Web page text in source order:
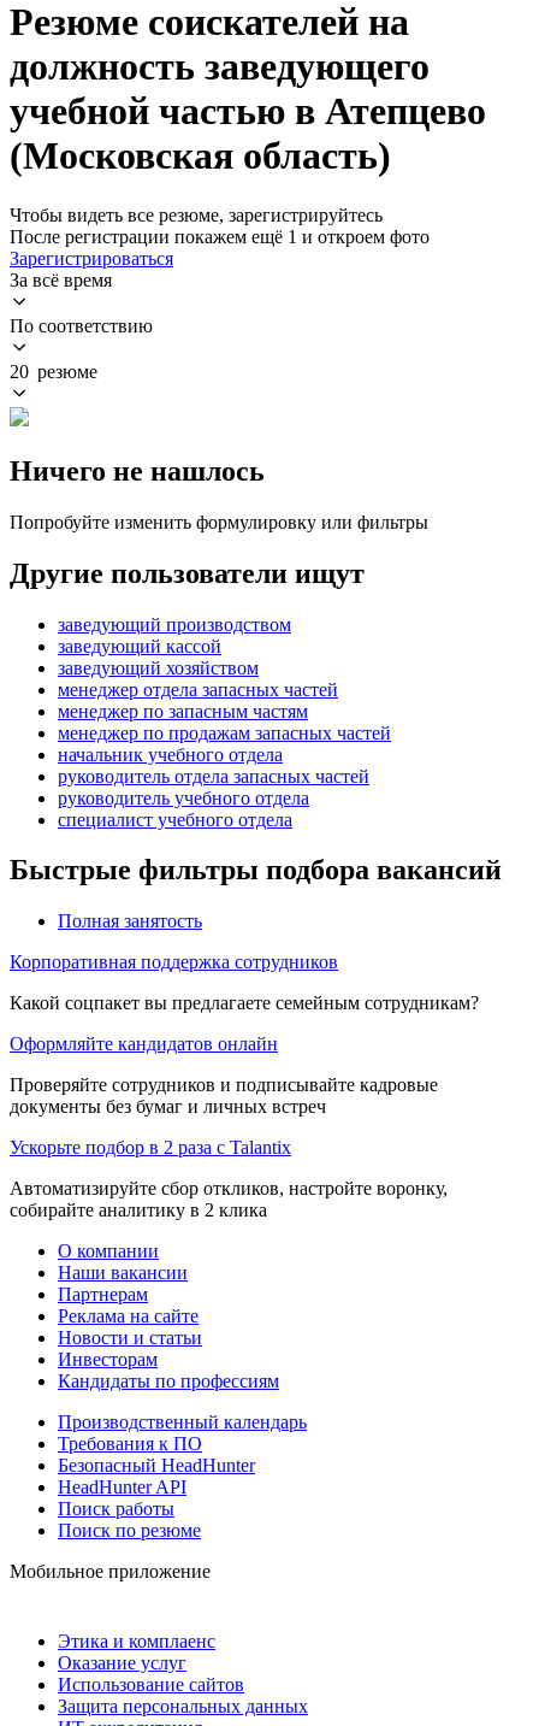
Резюме соискателей на
должность заведующего
учебной частью в Атепцево
(Московская область)
Чтобы видеть все резюме, зарегистрируйтесь
После регистрации покажем ещё 1 и откроем фото
Зарегистрироваться
За всё время
По соответствию
20 резюме
Ничего не нашлось
Попробуйте изменить формулировку или фильтры
Другие пользователи ищут
заведующий производством
заведующий кассой
заведующий хозяйством
менеджер отдела запасных частей
менеджер по запасным частям
менеджер по продажам запасных частей
начальник учебного отдела
руководитель отдела запасных частей
руководитель учебного отдела
специалист учебного отдела
Быстрые фильтры подбора вакансий
Полная занятость
Корпоративная поддержка сотрудников
Какой соцпакет вы предлагаете семейным сотрудникам?
Оформляйте кандидатов онлайн
Проверяйте сотрудников и подписывайте кадровые
документы без бумаг и личных встреч
Ускорьте подбор в 2 раза с Talantix
Автоматизируйте сбор откликов, настройте воронку,
собирайте аналитику в 2 клика
О компании
Наши вакансии
Партнерам
Реклама на сайте
Новости и статьи
Инвесторам
Кандидаты по профессиям
Производственный календарь
Требования к ПО
Безопасный HeadHunter
HeadHunter API
Поиск работы
Поиск по резюме
Мобильное приложение
Этика и комплаенс
Оказание услуг
Использование сайтов
Защита персональных данных